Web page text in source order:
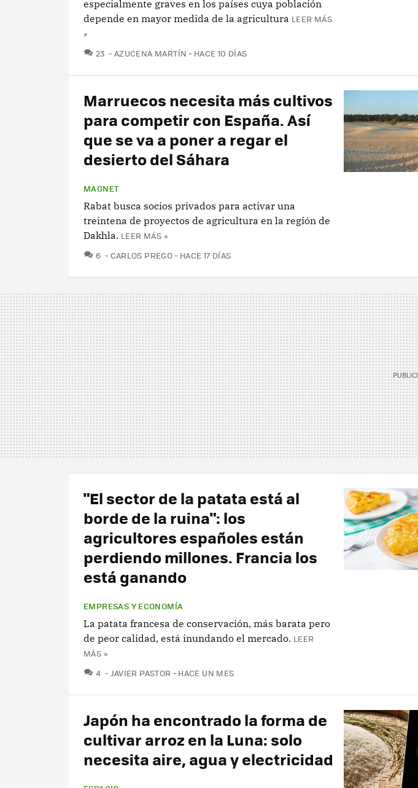
especialmente graves en los países cuya población
depende en mayor medida de la agricultura LEER MÁS
»
23 COMENTARIOS
AZUCENA MARTÍN HACE 10 DÍAS
Marruecos necesita más cultivos
para competir con España. Así
que se va a poner a regar el
desierto del Sáhara
MAGNET
Rabat busca socios privados para activar una
treintena de proyectos de agricultura en la región de
Dakhla. LEER MÁS »
6 COMENTARIOS
CARLOS PREGO HACE 17 DÍAS
"El sector de la patata está al
borde de la ruina": los
agricultores españoles están
perdiendo millones. Francia los
está ganando
EMPRESAS Y ECONOMÍA
La patata francesa de conservación, más barata pero
de peor calidad, está inundando el mercado. LEER
MÁS »
4 COMENTARIOS
JAVIER PASTOR HACE UN MES
Japón ha encontrado la forma de
cultivar arroz en la Luna: solo
necesita aire, agua y electricidad